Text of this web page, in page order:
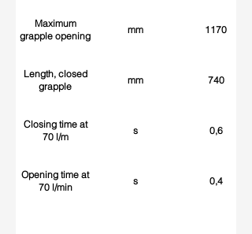
Maximum
grapple opening
mm 1170
Length, closed
grapple
mm 740
Closing time at
70 l/m
s 0,6
Opening time at
70 l/min
s 0,4